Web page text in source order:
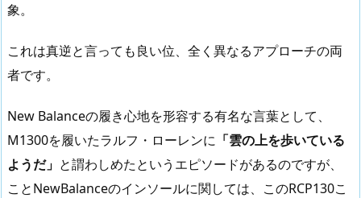
象。
これは真逆と言っても良い位、全く異なるアプローチの両
者です。
New Balanceの履き心地を形容する有名な言葉として、
M1300を履いたラルフ・ローレンに 「雲の上を歩いている
ようだ」 と謂わしめたというエピソードがあるのですが、
ことNewBalanceのインソールに関しては、このRCP130こ